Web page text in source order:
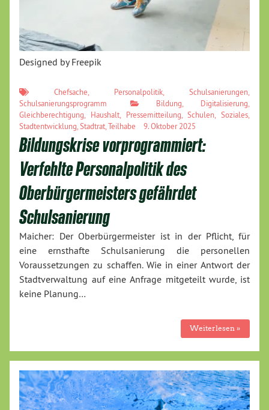
Designed by Freepik
Chefsache Personalpolitik Schulsanierungen
Schulsanierungsprogramm
Bildung Digitalisierung
Gleichberechtigung
Haushalt, Pressemitteilung ,Schulen Soziales
Stadtentwicklung Stadtrat Teilhabe 9. Oktober 2025
Bildungskrise vorprogrammiert:
Verfehlte Personalpolitik des
Oberbürgermeisters gefährdet
Schulsanierung
Maicher: Der Oberbürgermeister ist in der Pflicht, für
eine ernsthafte Schulsanierung die personellen
Voraussetzungen zu schaffen. Wie in einer Antwort der
Stadtverwaltung auf eine Anfrage mitgeteilt wurde, ist
keine Planung…
Weiterlesen »